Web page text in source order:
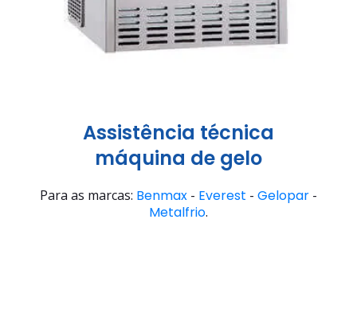
Assistência técnica
máquina de gelo
Para as marcas: Benmax - Everest - Gelopar -
Metalfrio.